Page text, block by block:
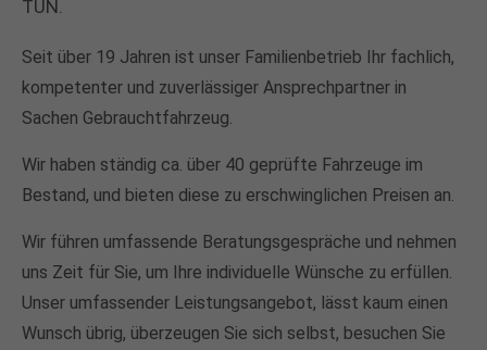
TUN.
Seit über 19 Jahren ist unser Familienbetrieb Ihr fachlich,
kompetenter und zuverlässiger Ansprechpartner in
Sachen Gebrauchtfahrzeug.
Wir haben ständig ca. über 40 geprüfte Fahrzeuge im
Bestand, und bieten diese zu erschwinglichen Preisen an.
Wir führen umfassende Beratungsgespräche und nehmen
uns Zeit für Sie, um Ihre individuelle Wünsche zu erfüllen.
Unser umfassender Leistungsangebot, lässt kaum einen
Wunsch übrig, überzeugen Sie sich selbst, besuchen Sie